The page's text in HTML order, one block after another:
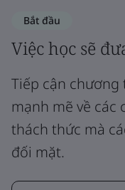
Bắt đầu
Việc học sẽ
Tiếp cận
mạnh mẽ về các
thách thức mà
đối mặt.